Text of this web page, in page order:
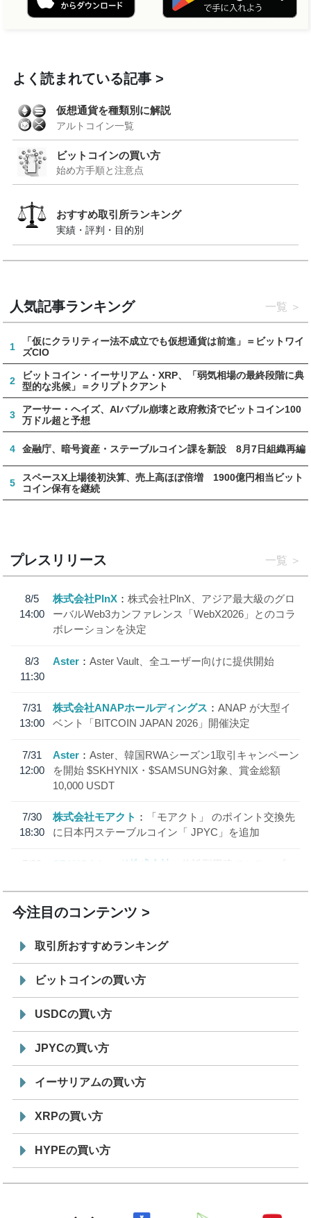
よく読まれている記事
仮想通貨を種類別に解説
アルトコイン一覧
ビットコインの買い方
始め方手順と注意点
おすすめ取引所ランキング
実績・評判・目的別
人気記事ランキング 一覧
1
「仮にクラリティー法不成立でも仮想通貨は前進」＝ビットワイ
ズCIO
2
ビットコイン・イーサリアム・XRP、「弱気相場の最終段階に典
型的な兆候」＝クリプトクアント
3
アーサー・ヘイズ、AIバブル崩壊と政府救済でビットコイン100
万ドル超と予想
4 金融庁、暗号資産・ステーブルコイン課を新設 8月7日組織再編
5
スペースX上場後初決算、売上高ほぼ倍増 1900億円相当ビット
コイン保有を継続
プレスリリース 一覧
8/5
14:00
株式会社PlnX
株式会社PlnX、アジア最大級のグロ
ーバルWeb3カンファレンス「WebX2026」とのコラ
ボレーションを決定
8/3
11:30
Aster Aster Vault、全ユーザー向けに提供開始
7/31
13:00
株式会社ANAPホールディングス
ANAP が大型イ
ベント「BITCOIN JAPAN 2026」開催決定
7/31
12:00
Aster
Aster、韓国RWAシーズン1取引キャンペーン
を開始 $SKHYNIX・$SAMSUNG対象、賞金総額
10,000 USDT
7/30
18:30
株式会社モアクト
「モアクト」 のポイント交換先
に日本円ステーブルコイン「 JPYC」を追加
7/29
SBI VCトレード株式会社
信託型円建てステーブル
今注目のコンテンツ
取引所おすすめランキング
ビットコインの買い方
USDCの買い方
JPYCの買い方
イーサリアムの買い方
XRPの買い方
HYPEの買い方